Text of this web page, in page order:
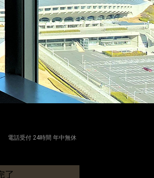
電話受付 24時間 年中無休